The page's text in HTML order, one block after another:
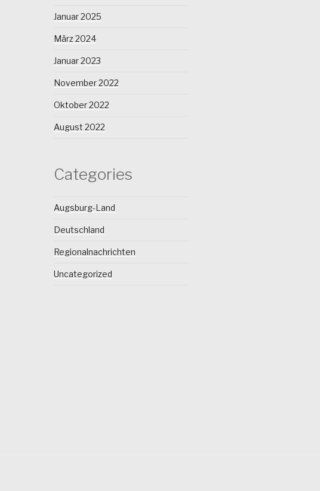
Januar 2025
März 2024
Januar 2023
November 2022
Oktober 2022
August 2022
Categories
Augsburg-Land
Deutschland
Regionalnachrichten
Uncategorized